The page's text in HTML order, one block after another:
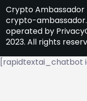
Crypto Ambassador
crypto-
operated by
2023. All rights
[rapidtextai_chatbot